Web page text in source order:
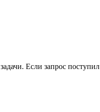
Если запрос